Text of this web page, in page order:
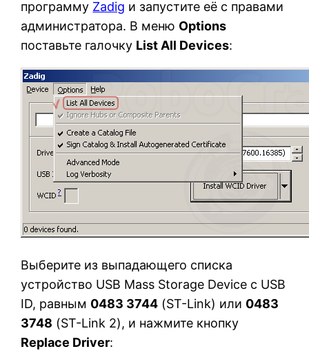
программу Zadig и запустите её с правами
администратора. В меню Options
поставьте галочку List All Devices:
Выберите из выпадающего списка
устройство USB Mass Storage Device с USB
ID, равным 0483 3744 (ST-Link) или 0483
3748 (ST-Link 2), и нажмите кнопку
Replace Driver: